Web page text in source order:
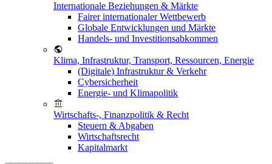
Internationale Beziehungen & Märkte
Fairer internationaler Wettbewerb
Globale Entwicklungen und Märkte
Handels- und Investitionsabkommen
Klima, Infrastruktur, Transport, Ressourcen, Energie
(Digitale) Infrastruktur & Verkehr
Cybersicherheit
Energie- und Klimapolitik
Wirtschafts-, Finanzpolitik & Recht
Steuern & Abgaben
Wirtschaftsrecht
Kapitalmarkt